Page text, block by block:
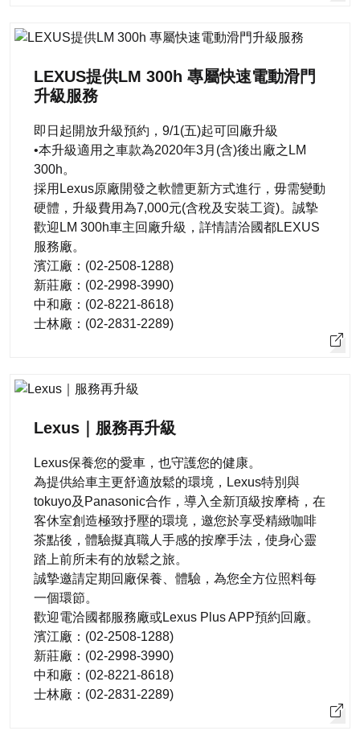
LEXUS提供LM 300h 專屬快速電動滑門
升級服務
即日起開放升級預約，9/1(五)起可回廠升級
•本升級適用之車款為2020年3月(含)後出廠之LM
300h。
採用Lexus原廠開發之軟體更新方式進行，毋需變動
硬體，升級費用為7,000元(含稅及安裝工資)。誠摯
歡迎LM 300h車主回廠升級，詳情請洽國都LEXUS
服務廠。
濱江廠：(02-2508-1288)
新莊廠：(02-2998-3990)
中和廠：(02-8221-8618)
士林廠：(02-2831-2289)
Lexus｜服務再升級
Lexus保養您的愛車，也守護您的健康。
為提供給車主更舒適放鬆的環境，Lexus特別與
tokuyo及Panasonic合作，導入全新頂級按摩椅，在
客休室創造極致抒壓的環境，邀您於享受精緻咖啡
茶點後，體驗擬真職人手感的按摩手法，使身心靈
踏上前所未有的放鬆之旅。
誠摯邀請定期回廠保養、體驗，為您全方位照料每
一個環節。
歡迎電洽國都服務廠或Lexus Plus APP預約回廠。
濱江廠：(02-2508-1288)
新莊廠：(02-2998-3990)
中和廠：(02-8221-8618)
士林廠：(02-2831-2289)